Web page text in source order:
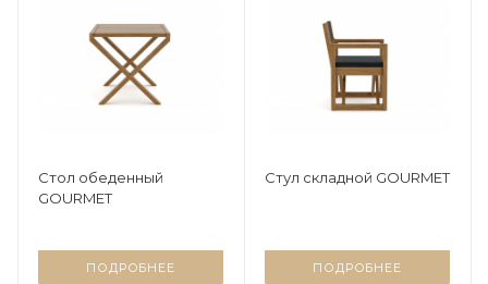
Стол обеденный
GOURMET
ПОДРОБНЕЕ
Стул складной GOURMET
ПОДРОБНЕЕ